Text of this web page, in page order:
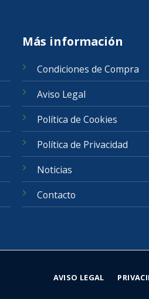
Más información
Condiciones de Compra
Aviso Legal
Política de Cookies
Política de Privacidad
Noticias
Contacto
AVISO LEGAL